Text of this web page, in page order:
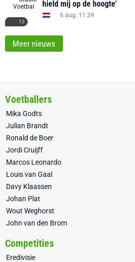
12
hield mij op de hoogte'
6 aug. 11:39
Meer nieuws
Voetballers
Mika Godts
Julian Brandt
Ronald de Boer
Jordi Cruijff
Marcos Leonardo
Louis van Gaal
Davy Klaassen
Johan Plat
Wout Weghorst
John van den Brom
Competities
Eredivisie